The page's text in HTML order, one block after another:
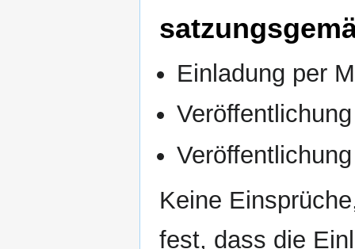
Einladung per
Keine
fest, dass die